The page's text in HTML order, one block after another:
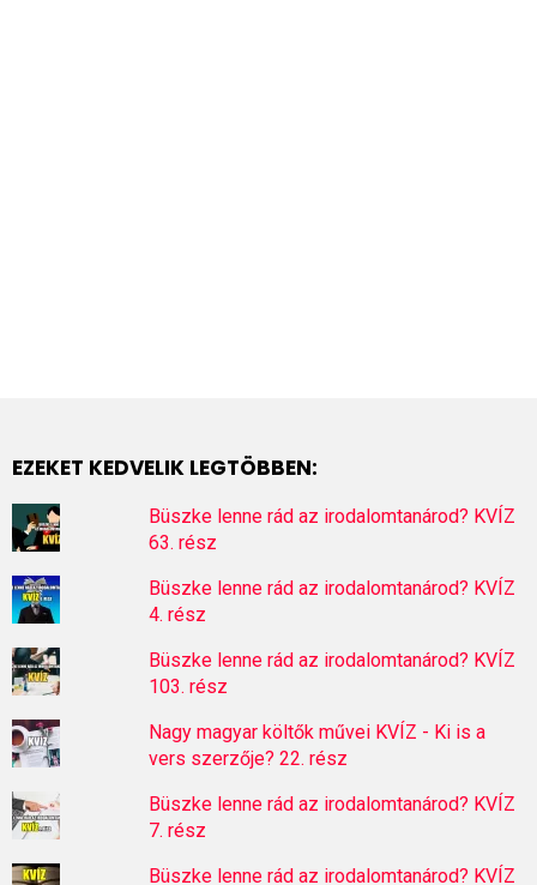
EZEKET KEDVELIK LEGTÖBBEN:
Büszke lenne rád az irodalomtanárod? KVÍZ
63. rész
Büszke lenne rád az irodalomtanárod? KVÍZ
4. rész
Büszke lenne rád az irodalomtanárod? KVÍZ
103. rész
Nagy magyar költők művei KVÍZ - Ki is a
vers szerzője? 22. rész
Büszke lenne rád az irodalomtanárod? KVÍZ
7. rész
Büszke lenne rád az irodalomtanárod? KVÍZ